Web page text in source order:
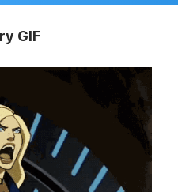
GIF